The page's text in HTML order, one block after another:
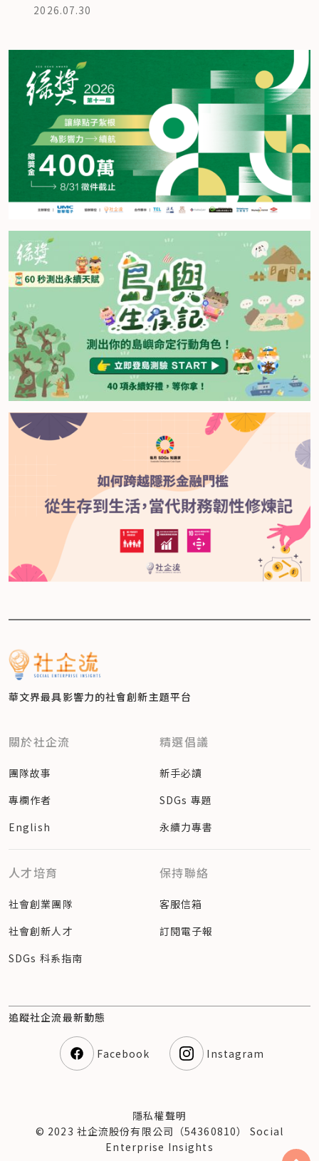
2026.07.30
華文界最具影響力的社會創新主題平台
關於社企流
團隊故事
專欄作者
English
精選倡議
新手必讀
SDGs 專題
永續力專書
人才培育
社會創業團隊
社會創新人才
SDGs 科系指南
保持聯絡
客服信箱
訂閱電子報
追蹤社企流最新動態
Facebook Instagram
隱私權聲明
© 2023 社企流股份有限公司（54360810） Social
Enterprise Insights